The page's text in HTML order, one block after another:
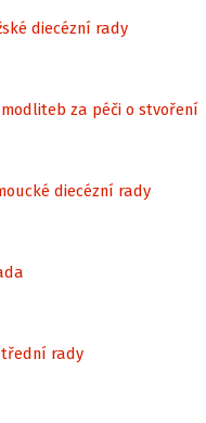
diecézní rady
za péči o stvoření
diecézní rady
rady